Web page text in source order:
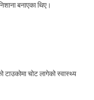
बनाएका थिए।
चोट लागेको स्वास्थ्य